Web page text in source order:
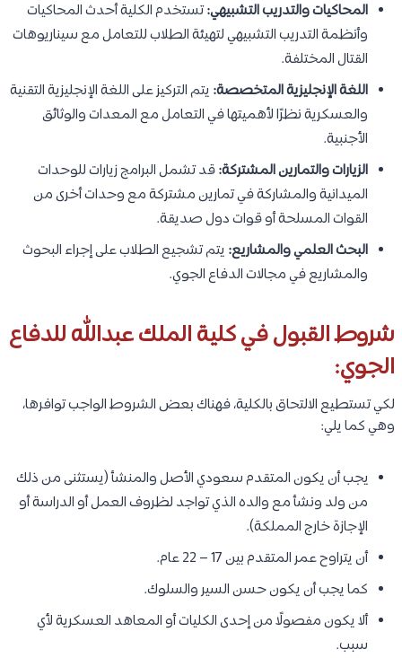
المحاكيات والتدريب التشبيهي:تستخدم الكلية أحدث المحاكيات
وأنظمة التدريب التشبيهي لتهيئة الطلاب للتعامل مع سيناريوهات
القتال المختلفة.
اللغة الإنجليزية المتخصصة: يتم التركيز على اللغة الإنجليزية التقنية
والعسكرية نظرًا لأهميتها في التعامل مع المعدات والوثائق
الأجنبية.
الزيارات والتمارين المشتركة:قد تشمل البرامج زيارات للوحدات
الميدانية والمشاركة في تمارين مشتركة مع وحدات أخرى من
القوات المسلحة أو قوات دول صديقة.
البحث العلمي والمشاريع: يتم تشجيع الطلاب على إجراء البحوث
والمشاريع في مجالات الدفاع الجوي.
شروط القبول في كلية الملك عبدالله للدفاع
الجوي:
لكي تستطيع الالتحاق بالكلية، فهناك بعض الشروط الواجب توافرها،
وهي كما يلي:
يجب أن يكون المتقدم سعودي الأصل والمنشأ (يستثنى من ذلك
من ولد ونشأ مع والده الذي تواجد لظروف العمل أو الدراسة أو
الإجازة خارج المملكة).
أن يتراوح عمر المتقدم بين 17 – 22 عام.
كما يجب أن يكون حسن السير والسلوك.
ألا يكون مفصولًا من إحدى الكليات أو المعاهد العسكرية لأي
سبب.